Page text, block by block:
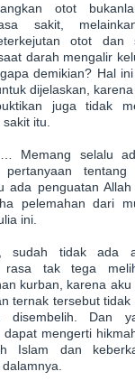
otot
sakit,
otot dan
darah mengalir
demikian? Hal
dijelaskan,
juga tidak
itu.
Memang selalu
tentang
ada penguatan
pelemahan dari
ini.
sudah tidak ada
rasa tak tega
kurban, karena aku
ternak tersebut tidak
disembelih. Dan
dapat mengerti
Islam dan